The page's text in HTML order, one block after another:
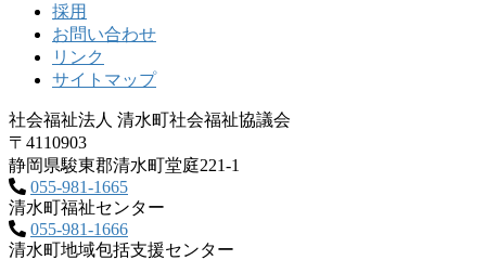
採用
お問い合わせ
リンク
サイトマップ
社会福祉法人 清水町社会福祉協議会
〒4110903
静岡県駿東郡清水町堂庭221‐1
055-981-1665
清水町福祉センター
055-981-1666
清水町地域包括支援センター